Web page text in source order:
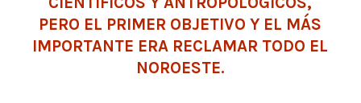
PERO EL PRIMER OBJETIVO Y EL MÁS
IMPORTANTE ERA RECLAMAR TODO EL
NOROESTE.